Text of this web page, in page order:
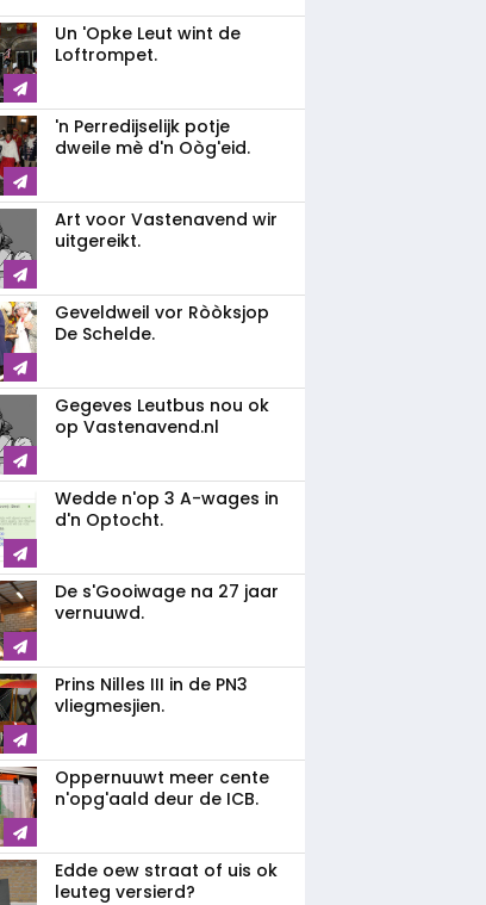
Un 'Opke Leut wint de
Loftrompet.
'n Perredijselijk potje
dweile mè d'n Oòg'eid.
Art voor Vastenavend wir
uitgereikt.
Geveldweil vor Ròòksjop
De Schelde.
Gegeves Leutbus nou ok
op Vastenavend.nl
Wedde n'op 3 A-wages in
d'n Optocht.
De s'Gooiwage na 27 jaar
vernuuwd.
Prins Nilles III in de PN3
vliegmesjien.
Oppernuuwt meer cente
n'opg'aald deur de ICB.
Edde oew straat of uis ok
leuteg versierd?